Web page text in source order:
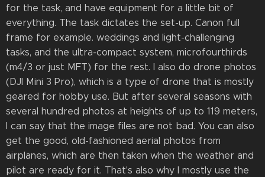
for the task, and have equipment for a little bit of
everything. The task dictates the set-up. Canon full
frame for example. weddings and light-challenging
tasks, and the ultra-compact system, microfourthirds
(m4/3 or just MFT) for the rest. I also do drone photos
(DJI Mini 3 Pro), which is a type of drone that is mostly
geared for hobby use. But after several seasons with
several hundred photos at heights of up to 119 meters,
I can say that the image files are not bad. You can also
get the good, old-fashioned aerial photos from
airplanes, which are then taken when the weather and
pilot are ready for it. That's also why I mostly use the